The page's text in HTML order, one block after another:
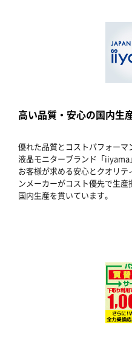
高い品質・安心の国内生
優れた品質とコストパフォー
液晶モニターブランド「iiyama
お客様が求める安心とクオリ
ンメーカーがコスト優先で生
国内生産を貫いています。